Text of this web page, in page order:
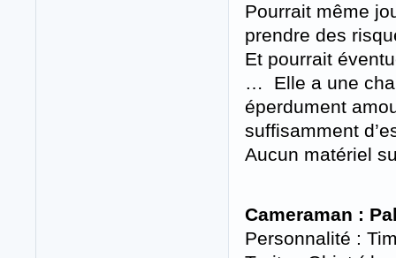
Pourrait même
prendre des
Et pourrait
… Elle a une
éperdument
suffisamment
Aucun matériel
Cameraman :
Personnalité :